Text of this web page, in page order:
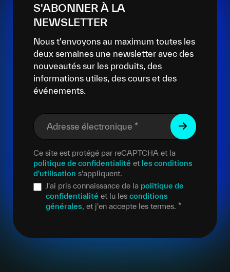
S'ABONNER À LA
NEWSLETTER
Nous t'envoyons au maximum toutes les
deux semaines une newsletter avec des
nouveautés sur les produits, des
informations utiles, des cours et des
événements.
Adresse électronique *
Ce site est protégé par reCAPTCHA et la
politique de confidentialité et les conditions
d'utilisation s'appliquent.
J'ai pris connaissance de la politique de
confidentialité et lu les conditions
générales, et j'en accepte les termes. *